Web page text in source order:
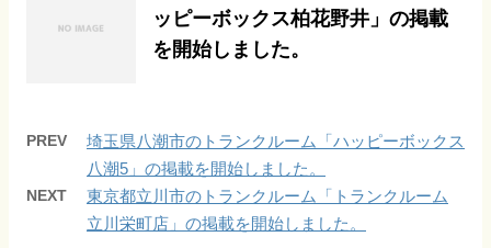
ッピーボックス柏花野井」の掲載
を開始しました。
PREV
埼玉県八潮市のトランクルーム「ハッピーボックス
八潮5」の掲載を開始しました。
NEXT
東京都立川市のトランクルーム「トランクルーム
立川栄町店」の掲載を開始しました。